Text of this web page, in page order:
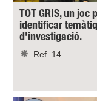
TOT GRIS, un joc
identificar
d'investigació.
Ref. 14